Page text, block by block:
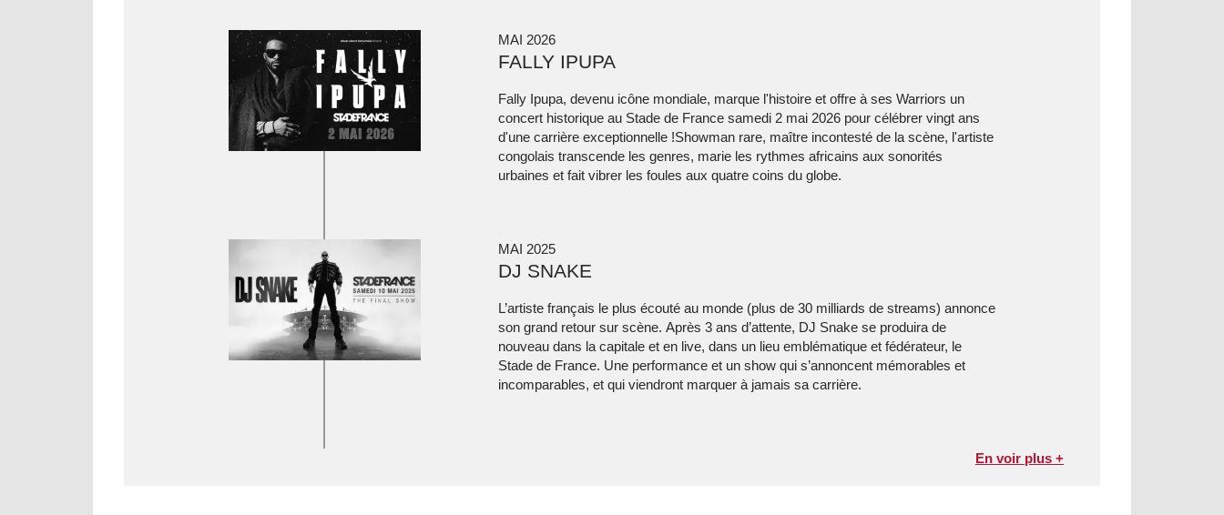
MAI 2026
FALLY IPUPA
Fally Ipupa, devenu icône mondiale, marque l'histoire et offre à ses Warriors un
concert historique au Stade de France samedi 2 mai 2026 pour célébrer vingt ans
d'une carrière exceptionnelle !Showman rare, maître incontesté de la scène, l'artiste
congolais transcende les genres, marie les rythmes africains aux sonorités
urbaines et fait vibrer les foules aux quatre coins du globe.
MAI 2025
DJ SNAKE
L’artiste français le plus écouté au monde (plus de 30 milliards de streams) annonce
son grand retour sur scène. Après 3 ans d’attente, DJ Snake se produira de
nouveau dans la capitale et en live, dans un lieu emblématique et fédérateur, le
Stade de France. Une performance et un show qui s’annoncent mémorables et
incomparables, et qui viendront marquer à jamais sa carrière.
En voir plus +